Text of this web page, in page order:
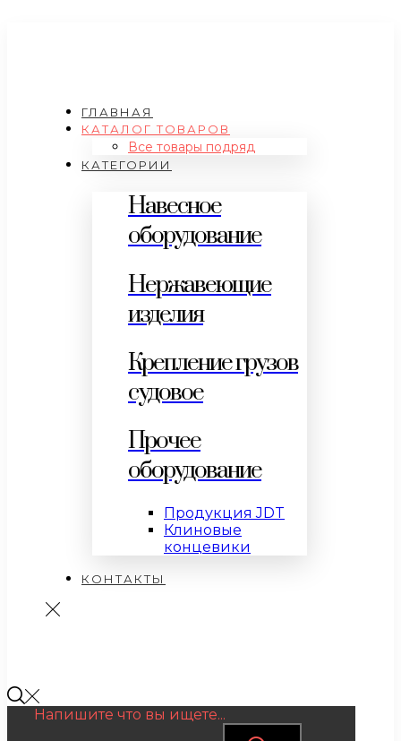
ГЛАВНАЯ
КАТАЛОГ ТОВАРОВ
Все товары подряд
КАТЕГОРИИ
Навесное
оборудование
Нержавеющие
изделия
Крепление грузов
судовое
Прочее
оборудование
Продукция JDT
Клиновые
концевики
КОНТАКТЫ
Напишите что вы ищете...